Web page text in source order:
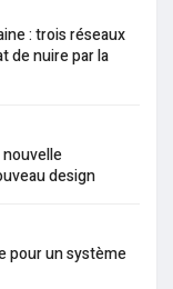
: trois réseaux
de nuire par la
nouvelle
design
pour un système